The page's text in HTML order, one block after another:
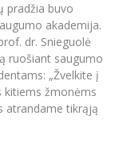
pradžia buvo
akademija.
dr. Snieguolė
ruošiant saugumo
„Žvelkite į
kitiems žmonėms
atrandame tikrąją